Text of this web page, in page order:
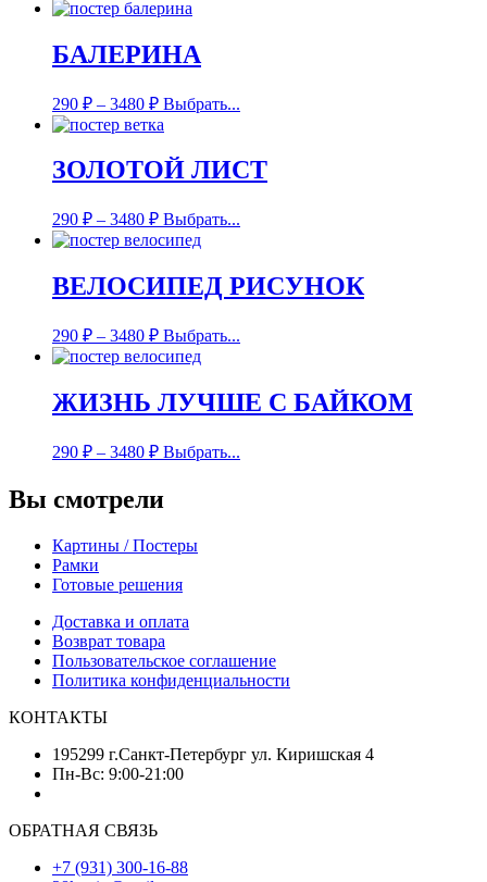
БАЛЕРИНА
290 ₽ – 3480 ₽ Выбрать...
ЗОЛОТОЙ ЛИСТ
290 ₽ – 3480 ₽ Выбрать...
ВЕЛОСИПЕД РИСУНОК
290 ₽ – 3480 ₽ Выбрать...
ЖИЗНЬ ЛУЧШЕ С БАЙКОМ
290 ₽ – 3480 ₽ Выбрать...
Вы смотрели
Картины / Постеры
Рамки
Готовые решения
Доставка и оплата
Возврат товара
Пользовательское соглашение
Политика конфиденциальности
КОНТАКТЫ
195299 г.Санкт-Петербург ул. Киришская 4
Пн-Вс: 9:00-21:00
ОБРАТНАЯ СВЯЗЬ
+7 (931) 300-16-88